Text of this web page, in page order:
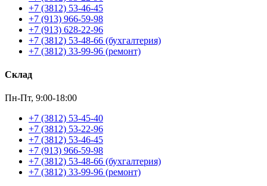
+7 (3812) 53-46-45
+7 (913) 966-59-98
+7 (913) 628-22-96
+7 (3812) 53-48-66 (бухгалтерия)
+7 (3812) 33-99-96 (ремонт)
Склад
Пн-Пт, 9:00-18:00
+7 (3812) 53-45-40
+7 (3812) 53-22-96
+7 (3812) 53-46-45
+7 (913) 966-59-98
+7 (3812) 53-48-66 (бухгалтерия)
+7 (3812) 33-99-96 (ремонт)